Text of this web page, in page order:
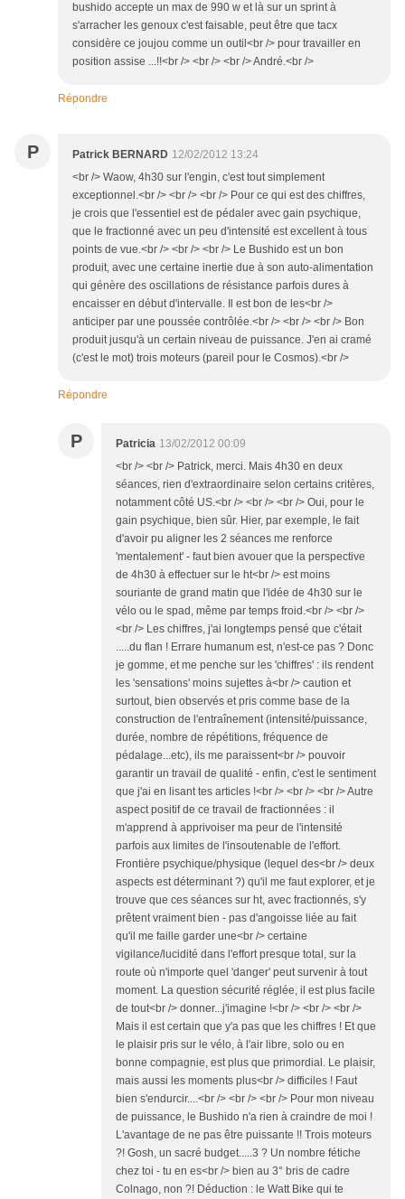
bushido accepte un max de 990 w et là sur un sprint à
s'arracher les genoux c'est faisable, peut être que tacx
considère ce joujou comme un outil<br /> pour travailler en
position assise ...!!<br /> <br /> <br /> André.<br />
Répondre
P Patrick BERNARD 12/02/2012 13:24
<br /> Waow, 4h30 sur l'engin, c'est tout simplement
exceptionnel.<br /> <br /> <br /> Pour ce qui est des chiffres,
je crois que l'essentiel est de pédaler avec gain psychique,
que le fractionné avec un peu d'intensité est excellent à tous
points de vue.<br /> <br /> <br /> Le Bushido est un bon
produit, avec une certaine inertie due à son auto-alimentation
qui génère des oscillations de résistance parfois dures à
encaisser en début d'intervalle. Il est bon de les<br />
anticiper par une poussée contrôlée.<br /> <br /> <br /> Bon
produit jusqu'à un certain niveau de puissance. J'en ai cramé
(c'est le mot) trois moteurs (pareil pour le Cosmos).<br />
Répondre
P Patricia 13/02/2012 00:09
<br /> <br /> Patrick, merci. Mais 4h30 en deux
séances, rien d'extraordinaire selon certains critères,
notamment côté US.<br /> <br /> <br /> Oui, pour le
gain psychique, bien sûr. Hier, par exemple, le fait
d'avoir pu aligner les 2 séances me renforce
'mentalement' - faut bien avouer que la perspective
de 4h30 à effectuer sur le ht<br /> est moins
souriante de grand matin que l'idée de 4h30 sur le
vélo ou le spad, même par temps froid.<br /> <br />
<br /> Les chiffres, j'ai longtemps pensé que c'était
.....du flan ! Errare humanum est, n'est-ce pas ? Donc
je gomme, et me penche sur les 'chiffres' : ils rendent
les 'sensations' moins sujettes à<br /> caution et
surtout, bien observés et pris comme base de la
construction de l'entraînement (intensité/puissance,
durée, nombre de répétitions, fréquence de
pédalage...etc), ils me paraissent<br /> pouvoir
garantir un travail de qualité - enfin, c'est le sentiment
que j'ai en lisant tes articles !<br /> <br /> <br /> Autre
aspect positif de ce travail de fractionnées : il
m'apprend à apprivoiser ma peur de l'intensité
parfois aux limites de l'insoutenable de l'effort.
Frontière psychique/physique (lequel des<br /> deux
aspects est déterminant ?) qu'il me faut explorer, et je
trouve que ces séances sur ht, avec fractionnés, s'y
prêtent vraiment bien - pas d'angoisse liée au fait
qu'il me faille garder une<br /> certaine
vigilance/lucidité dans l'effort presque total, sur la
route où n'importe quel 'danger' peut survenir à tout
moment. La question sécurité réglée, il est plus facile
de tout<br /> donner...j'imagine !<br /> <br /> <br />
Mais il est certain que y'a pas que les chiffres ! Et que
le plaisir pris sur le vélo, à l'air libre, solo ou en
bonne compagnie, est plus que primordial. Le plaisir,
mais aussi les moments plus<br /> difficiles ! Faut
bien s'endurcir....<br /> <br /> <br /> Pour mon niveau
de puissance, le Bushido n'a rien à craindre de moi !
L'avantage de ne pas être puissante !! Trois moteurs
?! Gosh, un sacré budget.....3 ? Un nombre fétiche
chez toi - tu en es<br /> bien au 3° bris de cadre
Colnago, non ?! Déduction : le Watt Bike qui te